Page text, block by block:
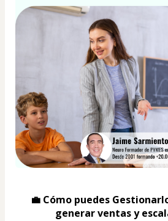
💼 Cómo puedes
generar ventas y